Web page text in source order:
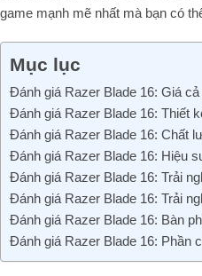
game mạnh mẽ nhất mà bạn có
Mục lục
Đánh giá Razer Blade 16: Giá
Đánh giá Razer Blade 16: Thiết
Đánh giá Razer Blade 16: Chất
Đánh giá Razer Blade 16: Hiệu
Đánh giá Razer Blade 16: Trải
Đánh giá Razer Blade 16: Trải
Đánh giá Razer Blade 16: Bàn
Đánh giá Razer Blade 16: Phần